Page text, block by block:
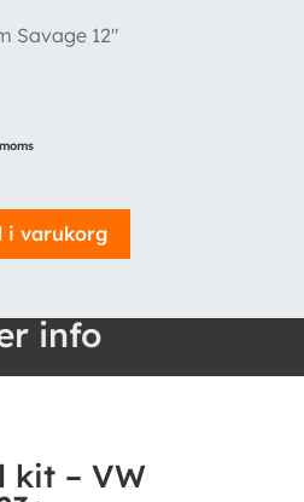
Savage 12″
i varukorg
info
kit – VW